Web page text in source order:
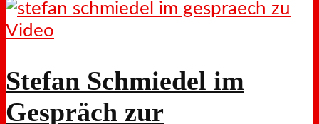
Video
Stefan Schmiedel im
Gespräch zur